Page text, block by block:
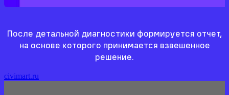
После детальной диагностики формируется отчет,
на основе которого принимается взвешенное
решение.
civimart.ru